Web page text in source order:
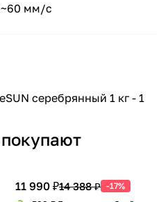
мм/с
серебрянный 1 кг - 1
11 990 ₽14 388 ₽ -17%